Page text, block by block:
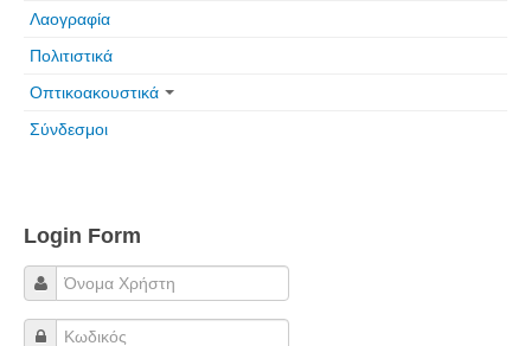
Λαογραφία
Πολιτιστικά
Οπτικοακουστικά
Σύνδεσμοι
Login Form